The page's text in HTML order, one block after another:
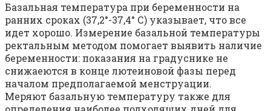
Базальная температура при беременности на
ранних сроках (37,2°-37,4° С) указывает, что все
идет хорошо. Измерение базальной температуры
ректальным методом помогает выявить наличие
беременности: показания на градуснике не
снижаеются в конце лютеиновой фазы перед
началом предполагаемой менструации.
Меряют базальную температуру также для